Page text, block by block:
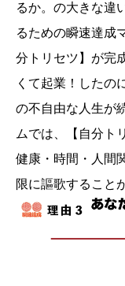
るか。の大きな違
るための瞬速達成
分トリセツ】が完
くて起業！したの
の不自由な人生が
ムでは、【自分ト
健康・時間・人間
限に謳歌すること